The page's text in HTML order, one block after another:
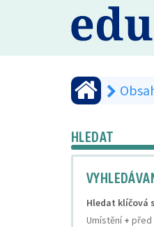
HLEDAT
Hledat klíčová
Umístění+ před